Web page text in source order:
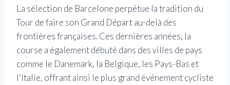
La sélection de Barcelone perpétue la tradition du
Tour de faire son Grand Départ au-delà des
frontières françaises. Ces dernières années, la
course a également débuté dans des villes de pays
comme le Danemark, la Belgique, les Pays-Bas et
l'Italie, offrant ainsi le plus grand événement cycliste